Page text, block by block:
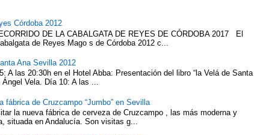
Córdoba 2012
DE LA CABALGATA DE REYES DE CÓRDOBA 2017 El
de Reyes Mago s de Córdoba 2012 c...
Ana Sevilla 2012
A las 20:30h en el Hotel Abba: Presentación del libro “la Velá de Santa
Ángel Vela. Día 10: A las ...
fábrica de Cruzcampo “Jumbo” en Sevilla
la nueva fábrica de cerveza de Cruzcampo , las más moderna y
situada en Andalucía. Son visitas g...